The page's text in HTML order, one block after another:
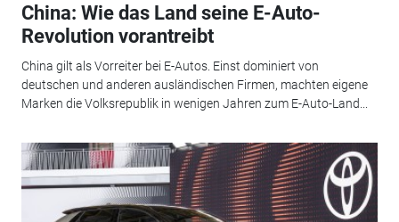
China: Wie das Land seine E-Auto-
Revolution vorantreibt
China gilt als Vorreiter bei E-Autos. Einst dominiert von
deutschen und anderen ausländischen Firmen, machten eigene
Marken die Volksrepublik in wenigen Jahren zum E-Auto-Land...